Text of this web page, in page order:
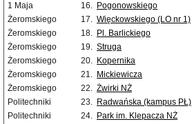
1 Maja
16. Pogonowskiego
Żeromskiego
17. Więckowskiego (LO nr 1)
Żeromskiego
18. Pl. Barlickiego
Żeromskiego
19. Struga
Żeromskiego
20. Kopernika
Żeromskiego
21. Mickiewicza
Żeromskiego
22. Żwirki NŻ
Politechniki
23. Radwańska (kampus PŁ)
Politechniki
24. Park im. Klepacza NŻ